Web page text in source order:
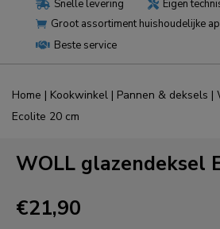
 Snelle levering  Eigen
 Groot assortiment huishoudelijke
 Beste service
Home | Kookwinkel | Pannen & deksels |
Ecolite 20 cm
WOLL glazendeksel
€21,90